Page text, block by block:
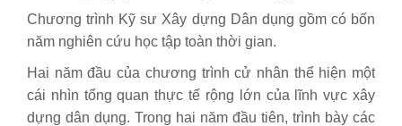
Chương trình Kỹ sư Xây dựng Dân dụng gồm có bốn
năm nghiên cứu học tập toàn thời gian.
Hai năm đầu của chương trình cử nhân thể hiện một
cái nhìn tổng quan thực tế rộng lớn của lĩnh vực xây
dựng dân dụng. Trong hai năm đầu tiên, trình bày các